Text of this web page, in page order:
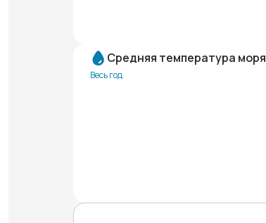
Средняя температура моря
Весь год